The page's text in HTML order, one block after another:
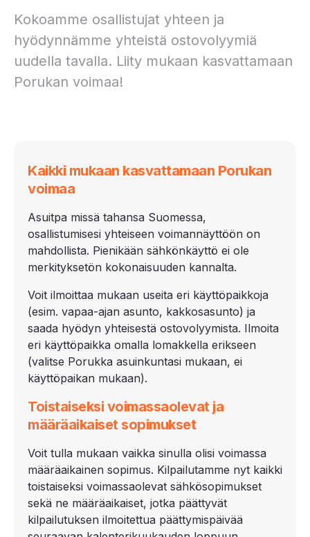
Kokoamme osallistujat yhteen ja
hyödynnämme yhteistä ostovolyymiä
uudella tavalla. Liity mukaan kasvattamaan
Porukan voimaa!
Kaikki mukaan kasvattamaan Porukan
voimaa
Asuitpa missä tahansa Suomessa,
osallistumisesi yhteiseen voimannäyttöön on
mahdollista. Pienikään sähkönkäyttö ei ole
merkityksetön kokonaisuuden kannalta.
Voit ilmoittaa mukaan useita eri käyttöpaikkoja
(esim. vapaa-ajan asunto, kakkosasunto) ja
saada hyödyn yhteisestä ostovolyymista. Ilmoita
eri käyttöpaikka omalla lomakkella erikseen
(valitse Porukka asuinkuntasi mukaan, ei
käyttöpaikan mukaan).
Toistaiseksi voimassaolevat ja
määräaikaiset sopimukset
Voit tulla mukaan vaikka sinulla olisi voimassa
määräaikainen sopimus. Kilpailutamme nyt kaikki
toistaiseksi voimassaolevat sähkösopimukset
sekä ne määräaikaiset, jotka päättyvät
kilpailutuksen ilmoitettua päättymispäivää